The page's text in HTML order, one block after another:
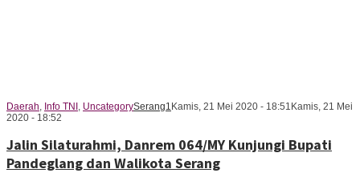
Daerah Info TNI UncategorySerang1 Kamis, 21 Mei 2020 - 18:51 Kamis, 21 Mei
2020 - 18:52
Jalin Silaturahmi, Danrem 064/MY Kunjungi Bupati
Pandeglang dan Walikota Serang